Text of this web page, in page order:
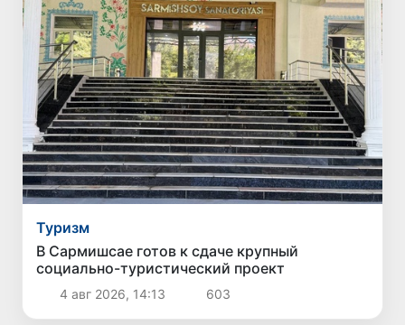
Туризм
В Сармишсае готов к сдаче крупный
социально-туристический проект
4 авг 2026, 14:13 603